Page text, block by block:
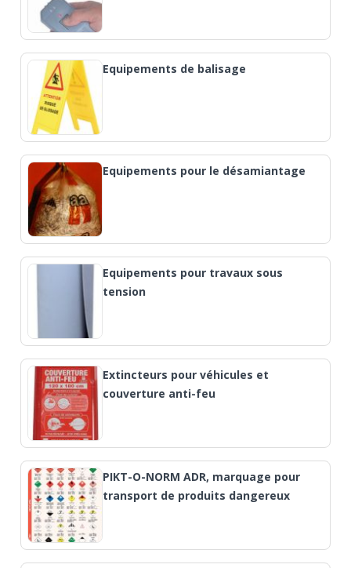
Equipements de balisage
Equipements pour le désamiantage
Equipements pour travaux sous
tension
Extincteurs pour véhicules et
couverture anti-feu
PIKT-O-NORM ADR, marquage pour
transport de produits dangereux